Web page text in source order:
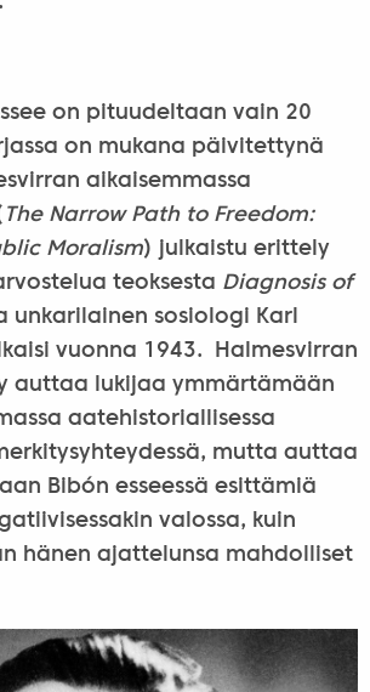
on pituudeltaan vain 20
on mukana päivitettynä
aikaisemmassa
The Narrow Path to Freedom:
Moralism) julkaistu erittely
teoksesta Diagnosis of
unkarilainen sosiologi Karl
vuonna 1943. Halmesvirran
auttaa lukijaa ymmärtämään
aatehistoriallisessa
mutta auttaa
Bibón esseessä esittämiä
valossa, kuin
hänen ajattelunsa mahdolliset